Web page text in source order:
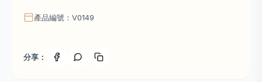
產品編號：V0149
分享：